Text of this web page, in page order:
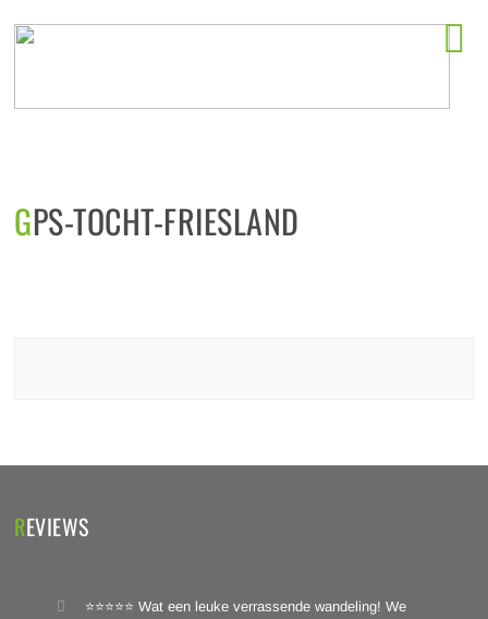
GPS-TOCHT-FRIESLAND
REVIEWS
⭐⭐⭐⭐⭐ Wat een leuke verrassende wandeling! We